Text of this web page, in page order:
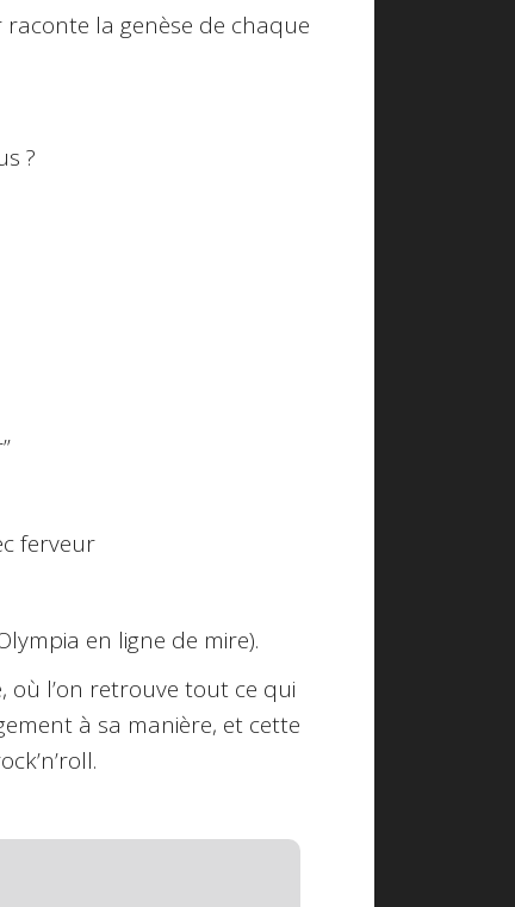
la genèse de chaque
?
ferveur
en ligne de mire).
où l’on retrouve tout ce qui
à sa manière, et cette